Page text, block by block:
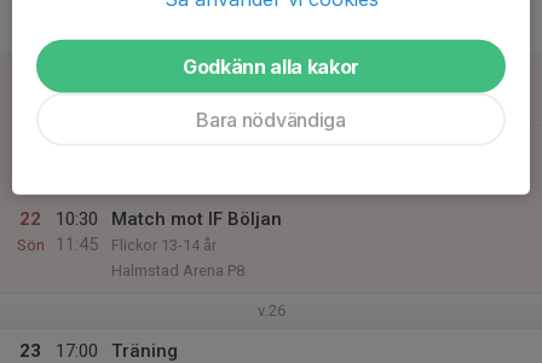
20
22
Sön
10:30
11:45
Match mot IF Böljan
Flickor 13-14 år
Halmstad Arena P8
v.26
23
17:00
Träning
Godkänn alla kakor
Bara nödvändiga